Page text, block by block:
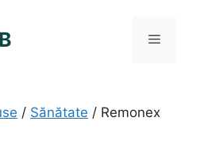
Meniu
/ Sănătate / Remonex